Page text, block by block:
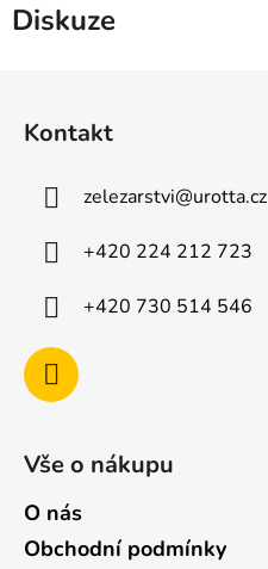
Diskuze
Kontakt
zelezarstvi@urotta.cz
+420 224 212 723
+420 730 514 546
Vše o nákupu
O nás
Obchodní podmínky